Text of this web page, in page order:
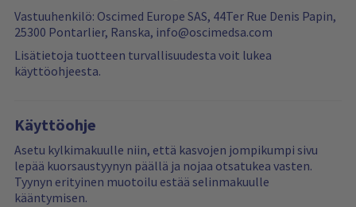
Vastuuhenkilö: Oscimed Europe SAS, 44Ter Rue Denis Papin,
25300 Pontarlier, Ranska, info@oscimedsa.com
Lisätietoja tuotteen turvallisuudesta voit lukea
käyttöohjeesta.
Käyttöohje
Asetu kylkimakuulle niin, että kasvojen jompikumpi sivu
lepää kuorsaustyynyn päällä ja nojaa otsatukea vasten.
Tyynyn erityinen muotoilu estää selinmakuulle
kääntymisen.